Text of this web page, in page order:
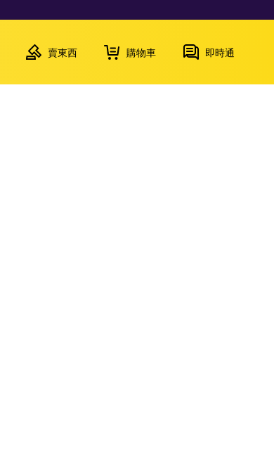
賣東西 購物車 即時通